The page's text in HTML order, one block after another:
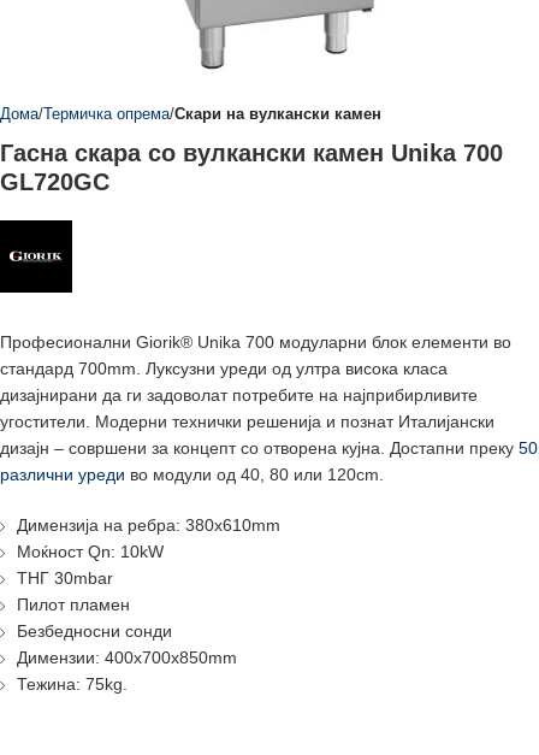
Дома Термичка опрема Скари на вулкански камен
Гасна скара со вулкански камен Unika 700
GL720GC
Професионални Giorik® Unika 700 модуларни блок елементи во
стандард 700mm. Луксузни уреди од ултра висока класа
дизајнирани да ги задоволат потребите на најприбирливите
угостители. Модерни технички решенија и познат Италијански
дизајн – совршени за концепт со отворена кујна. Достапни преку 50
различни уреди во модули од 40, 80 или 120cm.
Димензија на ребра: 380x610mm
Моќност Qn: 10kW
ТНГ 30mbar
Пилот пламен
Безбедносни сонди
Димензии: 400x700x850mm
Тежина: 75kg.